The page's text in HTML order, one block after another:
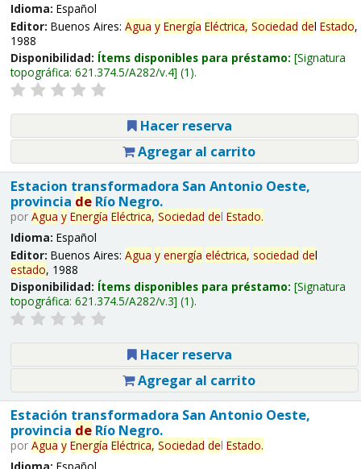
Idioma: Español
Editor: Buenos Aires: Agua y Energía Eléctrica, Sociedad del Estado,
1988
Disponibilidad: Ítems disponibles para préstamo: Signatura
topográfica: 621.374.5/A282/v.4 (1).
Hacer reserva
Agregar al carrito
Estacion transformadora San Antonio Oeste,
provincia deRío Negro.
por Agua y Energía Eléctrica, Sociedad del Estado.
Idioma: Español
Editor: Buenos Aires: Agua y energía eléctrica, sociedad del
estado, 1988
Disponibilidad: Ítems disponibles para préstamo: Signatura
topográfica: 621.374.5/A282/v.3 (1).
Hacer reserva
Agregar al carrito
Estación transformadora San Antonio Oeste,
provincia deRío Negro.
por Agua y Energía Eléctrica, Sociedad del Estado.